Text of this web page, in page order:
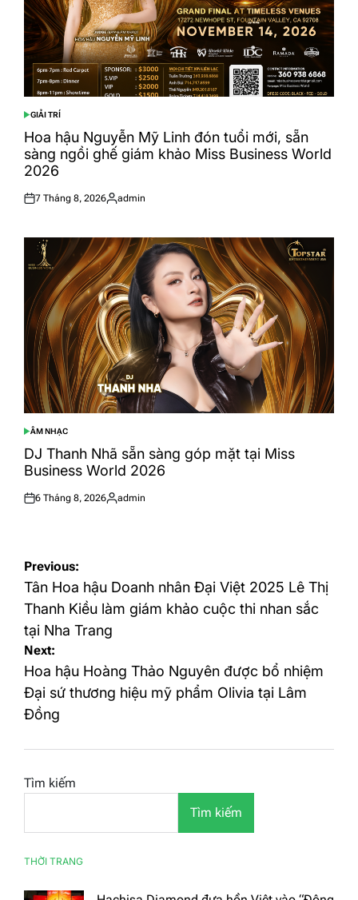
POSTED
IN
GIẢI TRÍ
Hoa hậu Nguyễn Mỹ Linh đón tuổi mới, sẵn
sàng ngồi ghế giám khảo Miss Business World
2026
Posted
7 Tháng 8, 2026
Posted
admin
POSTED
IN
ÂM NHẠC
DJ Thanh Nhã sẵn sàng góp mặt tại Miss
Business World 2026
Posted
6 Tháng 8, 2026
Posted
admin
Điều
hướng
bài
viết
Previous:
Tân Hoa hậu Doanh nhân Đại Việt 2025 Lê Thị
Thanh Kiều làm giám khảo cuộc thi nhan sắc
tại Nha Trang
Next:
Hoa hậu Hoàng Thảo Nguyên được bổ nhiệm
Đại sứ thương hiệu mỹ phẩm Olivia tại Lâm
Đồng
Tìm kiếm
Tìm kiếm
THỜI TRANG